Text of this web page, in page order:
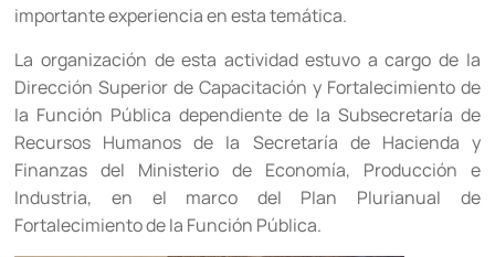
importante experiencia en esta temática.
La organización de esta actividad estuvo a cargo de la
Dirección Superior de Capacitación y Fortalecimiento de
la Función Pública dependiente de la Subsecretaría de
Recursos Humanos de la Secretaría de Hacienda y
Finanzas del Ministerio de Economía, Producción e
Industria, en el marco del Plan Plurianual de
Fortalecimiento de la Función Pública.